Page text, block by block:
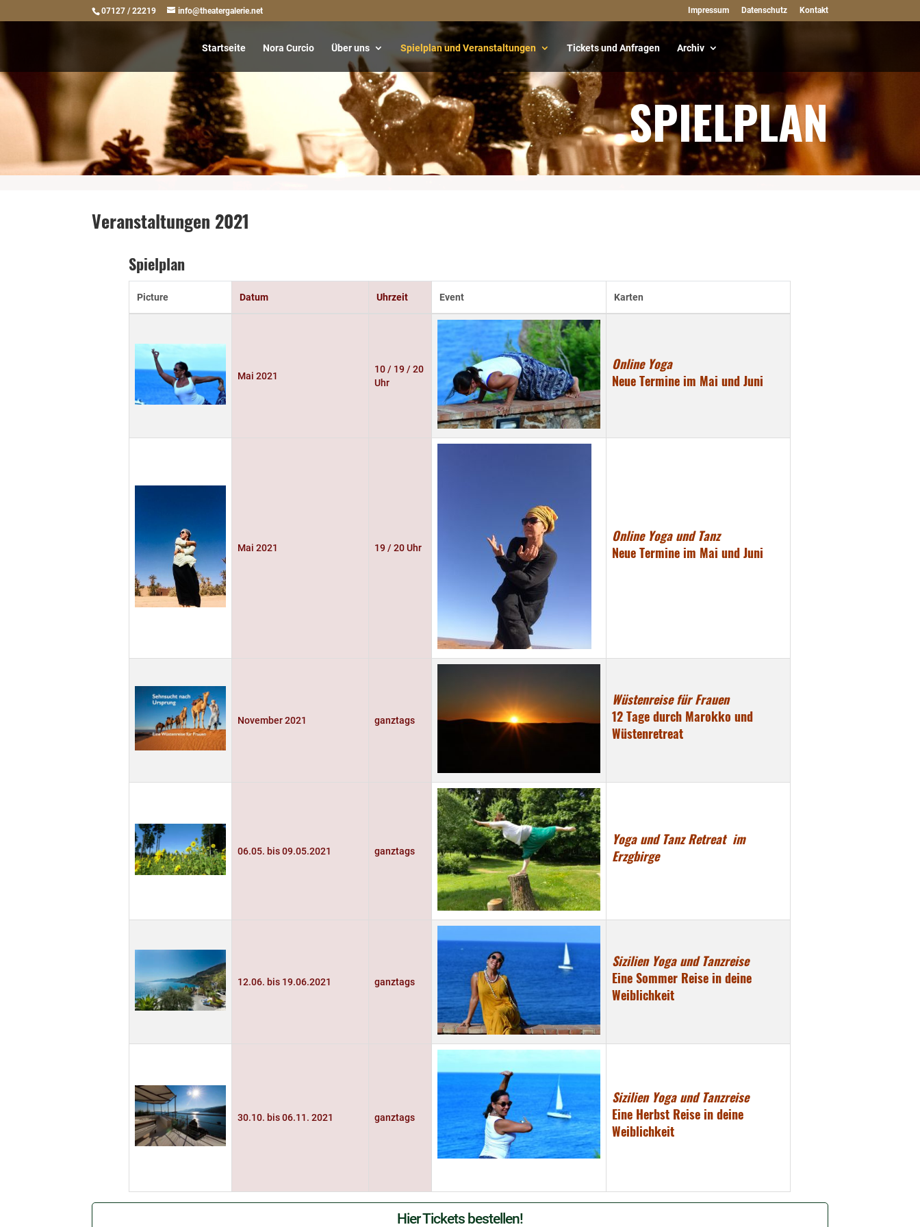
07127 / 22219 info@theatergalerie.net Impressum Datenschutz Kontakt
Startseite Nora Curcio Über uns Spielplan und Veranstaltungen Tickets und Anfragen Archiv
SPIELPLAN
Veranstaltungen 2021
Spielplan
Picture Datum Uhrzeit Event Karten
Mai 2021
10 / 19 / 20
Uhr
Online Yoga
Neue Termine im Mai und Juni
Mai 2021 19 / 20 Uhr
Online Yoga und Tanz
Neue Termine im Mai und Juni
November 2021 ganztags
Wüstenreise für Frauen
12 Tage durch Marokko und
Wüstenretreat
06.05. bis 09.05.2021 ganztags
Yoga und Tanz Retreat im
Erzgbirge
12.06. bis 19.06.2021 ganztags
Sizilien Yoga und Tanzreise
Eine Sommer Reise in deine
Weiblichkeit
30.10. bis 06.11. 2021 ganztags
Sizilien Yoga und Tanzreise
Eine Herbst Reise in deine
Weiblichkeit
Hier Tickets bestellen!